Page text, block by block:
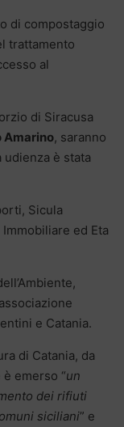
di compostaggio
trattamento
al
di Siracusa
Amarino, saranno
udienza è stata
Sicula
ed Eta
e Catania.
di Catania, da
emerso “un
dei rifiuti
siciliani” e